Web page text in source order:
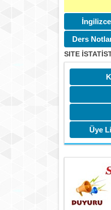
Ders
SITE
Üye